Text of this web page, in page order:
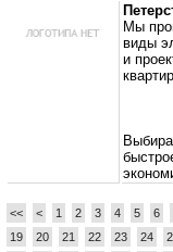
Мы
виды
и
<< < 1 2 3 4 5 6
19
20 21 22 23 24